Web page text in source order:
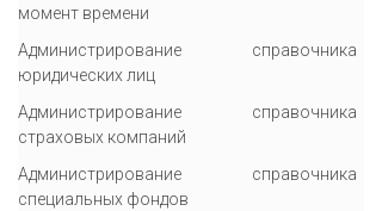
момент времени
Администрирование справочника
юридических лиц
Администрирование справочника
страховых компаний
Администрирование справочника
специальных фондов